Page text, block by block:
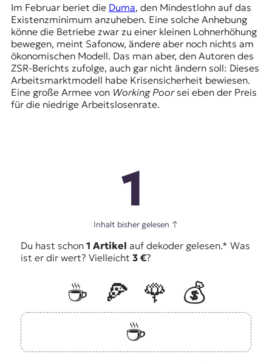
Im Februar beriet die Duma, den Mindestlohn auf das
Existenzminimum anzuheben. Eine solche Anhebung
könne die Betriebe zwar zu einer kleinen Lohnerhöhung
bewegen, meint Safonow, ändere aber noch nichts am
ökonomischen Modell. Das man aber, den Autoren des
ZSR-Berichts zufolge, auch gar nicht ändern soll: Dieses
Arbeitsmarktmodell habe Krisensicherheit bewiesen.
Eine große Armee von Working Poorsei eben der Preis
für die niedrige Arbeitslosenrate.
1
Inhalt bisher gelesen ↑
Du hast schon 1 Artikel auf dekoder gelesen.* Was
ist er dir wert? Vielleicht 3 €?
☕️ 🍕 🌹
💰
☕️